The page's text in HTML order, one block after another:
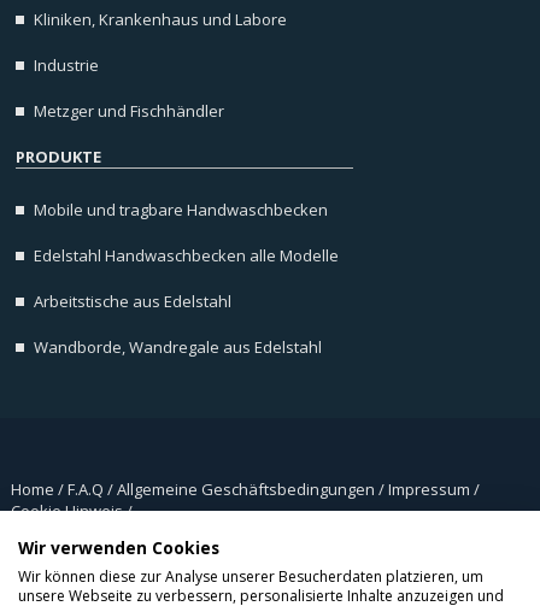
Kliniken, Krankenhaus und Labore
Industrie
Metzger und Fischhändler
PRODUKTE
Mobile und tragbare Handwaschbecken
Edelstahl Handwaschbecken alle Modelle
Arbeitstische aus Edelstahl
Wandborde, Wandregale aus Edelstahl
Home /F.A.Q /Allgemeine Geschäftsbedingungen /Impressum /
Cookie Hinweis/
Copyrights © 2026 Alle rechte vorbehalten LioninoxGmbH.
Wir verwenden Cookies
Wir können diese zur Analyse unserer Besucherdaten platzieren, um
unsere Webseite zu verbessern, personalisierte Inhalte anzuzeigen und